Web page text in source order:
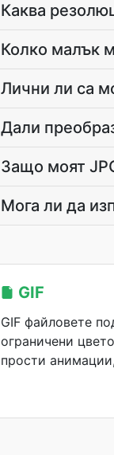
Каква
Колко малък
Лични ли са
Дали
Защо моят
Мога ли да
GIF
GIF файловете
ограничени
прости